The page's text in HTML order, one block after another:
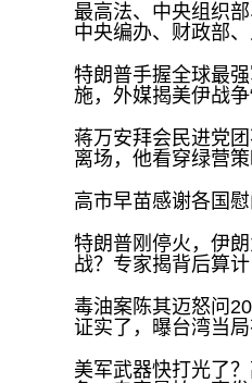
最高法、中央组织部
中央编办、财政部
特朗普手握全球最强
施，外媒揭美伊战争
蒋万安拜会民进党
离场，他看穿绿营
高市早苗感谢各国慰
特朗普刚停火，伊
战？专家揭背后算计
毒油案陈其迈怒问
证实了，曝台湾当
美军武器快打光了